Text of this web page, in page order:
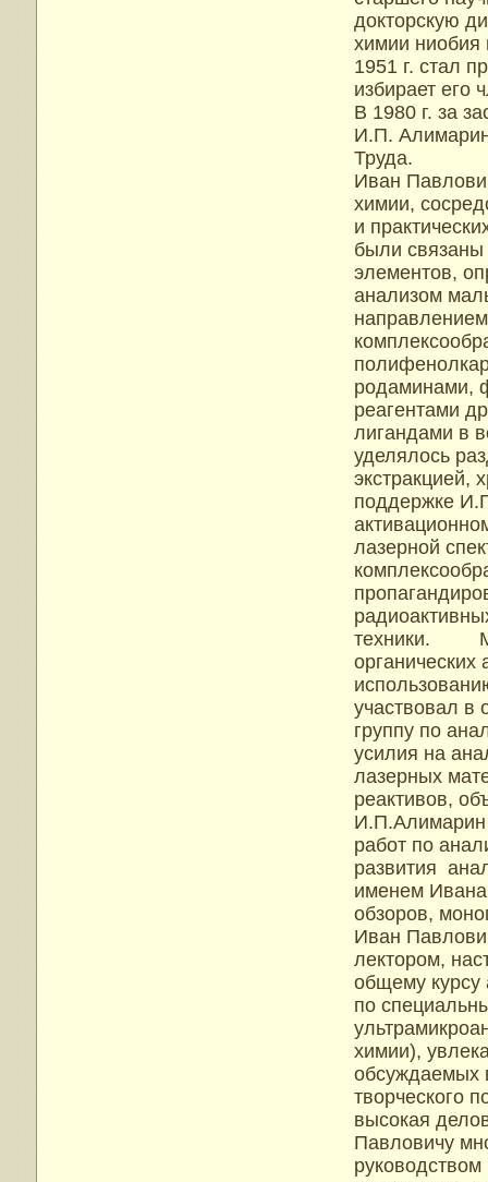
докторскую
химии ниобия
1951 г. стал
избирает его
В 1980 г. за
И.П.
Труда.
Иван
химии,
и
были связаны
элементов,
анализом
родаминами,
реагентами
лигандами в
уделялось
экстракцией,
поддержке
лазерной
техники.
органических
участвовал в
группу по
усилия на
лазерных
реактивов,
И.П.Алимарин
работ по
развития
именем
обзоров,
Иван
лектором,
общему курсу
по
химии),
обсуждаемых
творческого
высокая
Павловичу